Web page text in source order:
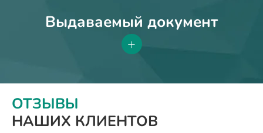
Выдаваемый документ
+
ОТЗЫВЫ
НАШИХ КЛИЕНТОВ